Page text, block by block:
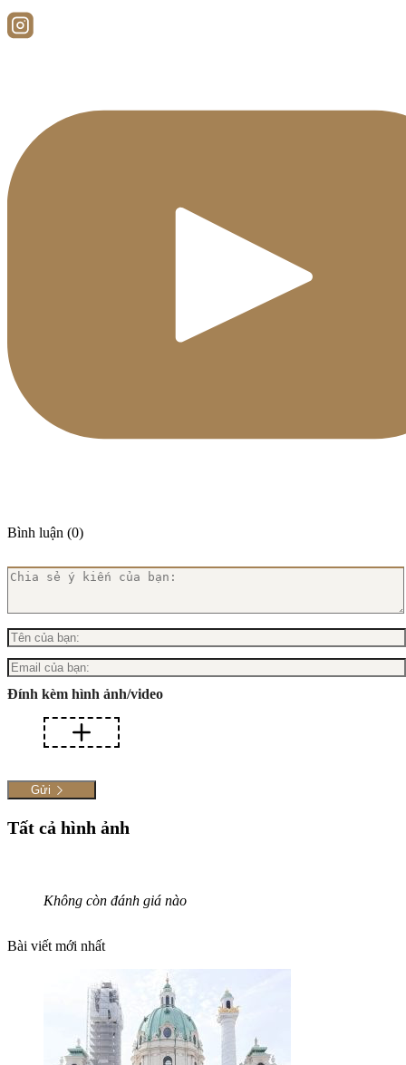
Bình luận (0)
Đính kèm hình ảnh/video
Gửi
Tất cả hình ảnh
Không còn đánh giá nào
Bài viết mới nhất